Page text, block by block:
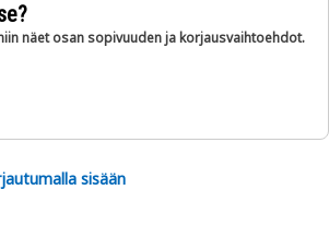
näet osan sopivuuden ja korjausvaihtoehdot.
sisään